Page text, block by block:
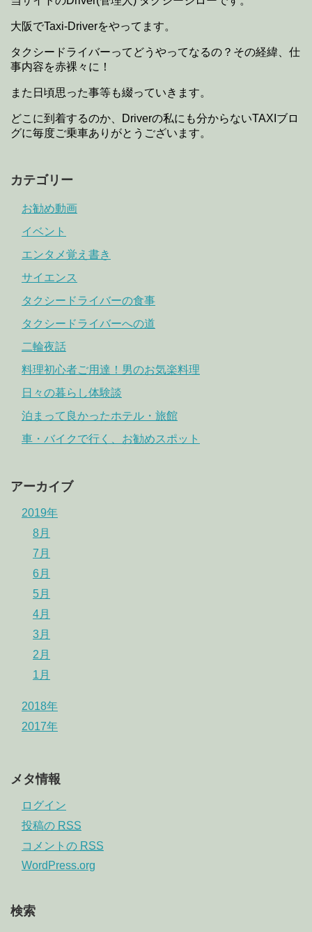
大阪でTaxi-Driverをやってます。
タクシードライバーってどうやってなるの？その経緯、仕
事内容を赤裸々に！
また日頃思った事等も綴っていきます。
どこに到着するのか、Driverの私にも分からないTAXIブロ
グに毎度ご乗車ありがとうございます。
カテゴリー
お勧め動画
イベント
エンタメ覚え書き
サイエンス
タクシードライバーの食事
タクシードライバーへの道
二輪夜話
料理初心者ご用達！男のお気楽料理
日々の暮らし体験談
泊まって良かったホテル・旅館
車・バイクで行く、お勧めスポット
アーカイブ
2019年
8月
7月
6月
5月
4月
3月
2月
1月
2018年
2017年
メタ情報
ログイン
投稿の RSS
コメントの RSS
WordPress.org
検索